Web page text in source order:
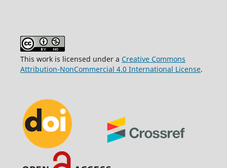
This work is licensed under a Creative Commons
Attribution-NonCommercial 4.0 International License.